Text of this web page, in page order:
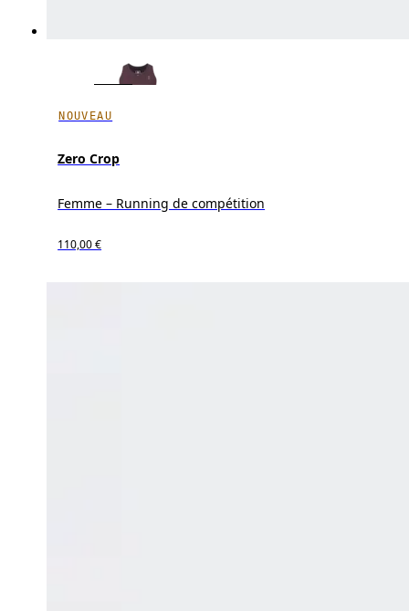
NOUVEAU
Zero Crop
Femme – Running de compétition
110,00 €